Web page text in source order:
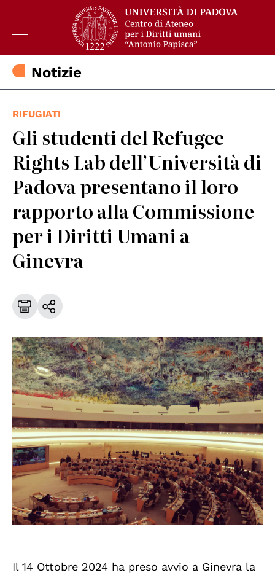
Notizie
RIFUGIATI
Gli studenti del Refugee
Rights Lab dell’Università di
Padova presentano il loro
rapporto alla Commissione
per i Diritti Umani a
Ginevra
Il 14 Ottobre 2024 ha preso avvio a Ginevra la